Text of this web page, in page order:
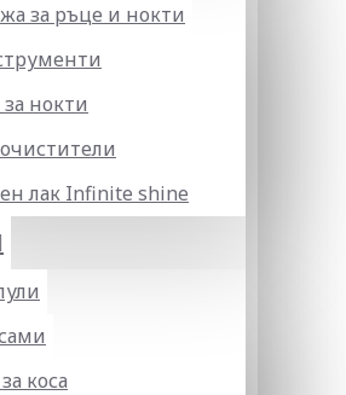
за ръце и нокти
нокти
лак Infinite shine
коса